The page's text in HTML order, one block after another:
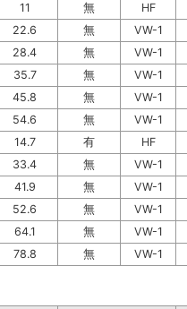
11 無
HF
22.6 無
VW-1
28.4 無
VW-1
35.7 無
VW-1
45.8 無
VW-1
54.6 無 VW-1
14.7 有
HF
33.4 無
VW-1
41.9 無
VW-1
52.6 無
VW-1
64.1 無
VW-1
78.8 無 VW-1